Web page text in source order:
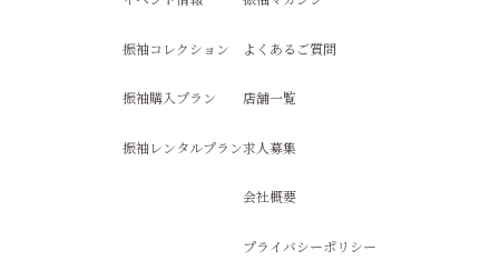
振袖コレクション
振袖購入プラン
振袖レンタルプラン
よくあるご質問
店舗一覧
求人募集
会社概要
プライバシーポリシー